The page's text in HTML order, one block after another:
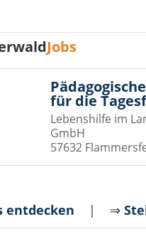
Jobs
für die
Lebenshilfe im
GmbH
57632
entdecken | ⇒